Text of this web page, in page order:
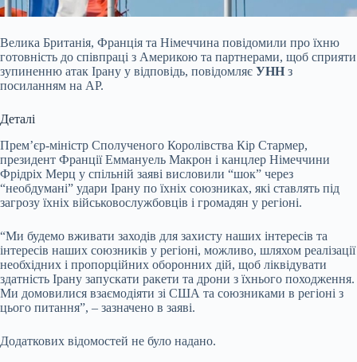
Велика Британія, Франція та Німеччина повідомили про їхню
готовність до співпраці з Америкою та партнерами, щоб сприяти
зупиненню атак Ірану у відповідь, повідомляє УНН з
посиланням на AP.
Деталі
Прем’єр-міністр Сполученого Королівства Кір Стармер,
президент Франції Еммануель Макрон і канцлер Німеччини
Фрідріх Мерц у спільній заяві висловили “шок” через
“необдумані” удари Ірану по їхніх союзниках, які ставлять під
загрозу їхніх військовослужбовців і громадян у регіоні.
“Ми будемо вживати заходів для захисту наших інтересів та
інтересів наших союзників у регіоні, можливо, шляхом реалізації
необхідних і пропорційних оборонних дій, щоб ліквідувати
здатність Ірану запускати ракети та дрони з їхнього походження.
Ми домовилися взаємодіяти зі США та союзниками в регіоні з
цього питання”, – зазначено в заяві.
Додаткових відомостей не було надано.